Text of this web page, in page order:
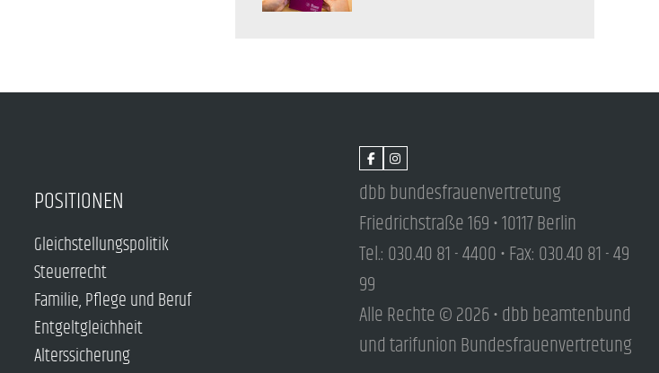
POSITIONEN
Gleichstellungspolitik
Steuerrecht
Familie, Pflege und Beruf
Entgeltgleichheit
Alterssicherung
dbb bundesfrauenvertretung
Friedrichstraße 169 • 10117 Berlin
Tel.: 030.40 81 - 4400 • Fax: 030.40 81 - 49
99
Alle Rechte © 2026 • dbb beamtenbund
und tarifunion Bundesfrauenvertretung